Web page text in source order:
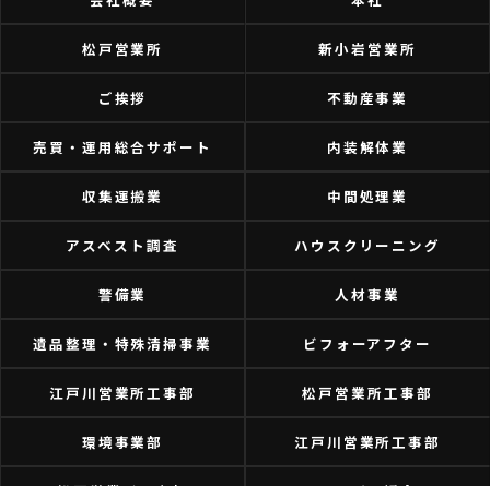
松戸営業所 新小岩営業所
ご挨拶 不動産事業
売買・運用総合サポート 内装解体業
収集運搬業 中間処理業
アスベスト調査 ハウスクリーニング
警備業 人材事業
遺品整理・特殊清掃事業 ビフォーアフター
江戸川営業所工事部 松戸営業所工事部
環境事業部 江戸川営業所工事部